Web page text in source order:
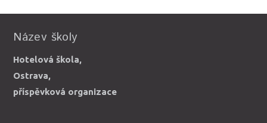
Název školy
Hotelová škola,
Ostrava,
příspěvková organizace